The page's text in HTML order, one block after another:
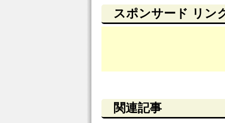
スポンサード リン
関連記事